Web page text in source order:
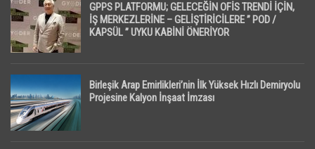
GPPS PLATFORMU; GELECEĞİN OFİS TRENDİ İÇİN,
İŞ MERKEZLERİNE – GELİŞTİRİCİLERE ” POD /
KAPSÜL ” UYKU KABİNİ ÖNERİYOR
Birleşik Arap Emirlikleri’nin İlk Yüksek Hızlı Demiryolu
Projesine Kalyon İnşaat İmzası